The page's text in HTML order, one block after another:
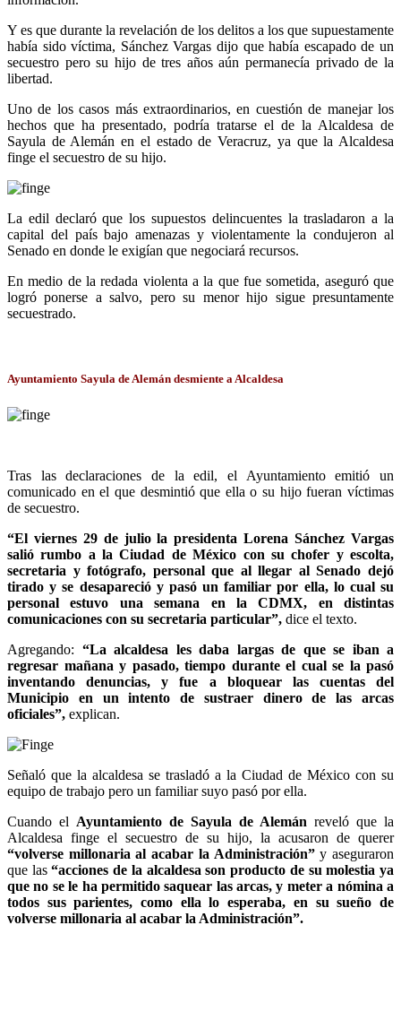
Y es que durante la revelación de los delitos a los que supuestamente
había sido víctima, Sánchez Vargas dijo que había escapado de un
secuestro pero su hijo de tres años aún permanecía privado de la
libertad.
Uno de los casos más extraordinarios, en cuestión de manejar los
hechos que ha presentado, podría tratarse el de la Alcaldesa de
Sayula de Alemán en el estado de Veracruz, ya que la Alcaldesa
finge el secuestro de su hijo.
La edil declaró que los supuestos delincuentes la trasladaron a la
capital del país bajo amenazas y violentamente la condujeron al
Senado en donde le exigían que negociará recursos.
En medio de la redada violenta a la que fue sometida, aseguró que
logró ponerse a salvo, pero su menor hijo sigue presuntamente
secuestrado.
Ayuntamiento Sayula de Alemán desmiente a Alcaldesa
Tras las declaraciones de la edil, el Ayuntamiento emitió un
comunicado en el que desmintió que ella o su hijo fueran víctimas
de secuestro.
“El viernes 29 de julio la presidenta Lorena Sánchez Vargas
salió rumbo a la Ciudad de México con su chofer y escolta,
secretaria y fotógrafo, personal que al llegar al Senado dejó
tirado y se desapareció y pasó un familiar por ella, lo cual su
personal estuvo una semana en la CDMX, en distintas
comunicaciones con su secretaria particular”, dice el texto.
Agregando: “La alcaldesa les daba largas de que se iban a
regresar mañana y pasado, tiempo durante el cual se la pasó
inventando denuncias, y fue a bloquear las cuentas del
Municipio en un intento de sustraer dinero de las arcas
oficiales”, explican.
Señaló que la alcaldesa se trasladó a la Ciudad de México con su
equipo de trabajo pero un familiar suyo pasó por ella.
Cuando el Ayuntamiento de Sayula de Alemán reveló que la
Alcaldesa finge el secuestro de su hijo, la acusaron de querer
“volverse millonaria al acabar la Administración”y aseguraron
que las“acciones de la alcaldesa son producto de su molestia ya
que no se le ha permitido saquear las arcas, y meter a nómina a
todos sus parientes, como ella lo esperaba, en su sueño de
volverse millonaria al acabar la Administración”.